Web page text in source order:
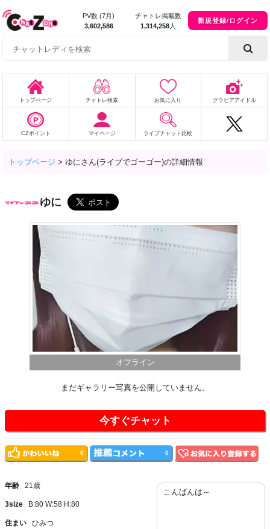
PV数 (7月)
3,602,586
チャトレ掲載数
1,314,258 人
新規登録/ログイン
トップページ チャトレ検索 お気に入り グラビアアイドル
CZポイント マイページ ライブチャット比較
トップページ > ゆにさん(ライブでゴーゴー)の詳細情報
ゆに
オフライン
まだギャラリー写真を公開していません。
今すぐチャット
年齢 21歳
3size B:80 W:58 H:80
住まい ひみつ
こんばんは～
0 0